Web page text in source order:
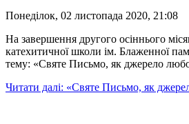
Понеділок, 02 листопада 2020, 21:08
На завершення другого осіннього
катехитичної школи ім. Блаженної
тему: «Святе Письмо, як джерело
Читати далі: «Святе Письмо, як